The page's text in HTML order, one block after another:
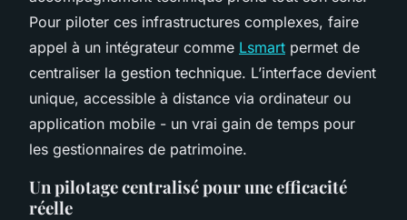
Pour piloter ces infrastructures complexes, faire
appel à un intégrateur comme Lsmart permet de
centraliser la gestion technique. L’interface devient
unique, accessible à distance via ordinateur ou
application mobile - un vrai gain de temps pour
les gestionnaires de patrimoine.
Un pilotage centralisé pour une efficacité
réelle